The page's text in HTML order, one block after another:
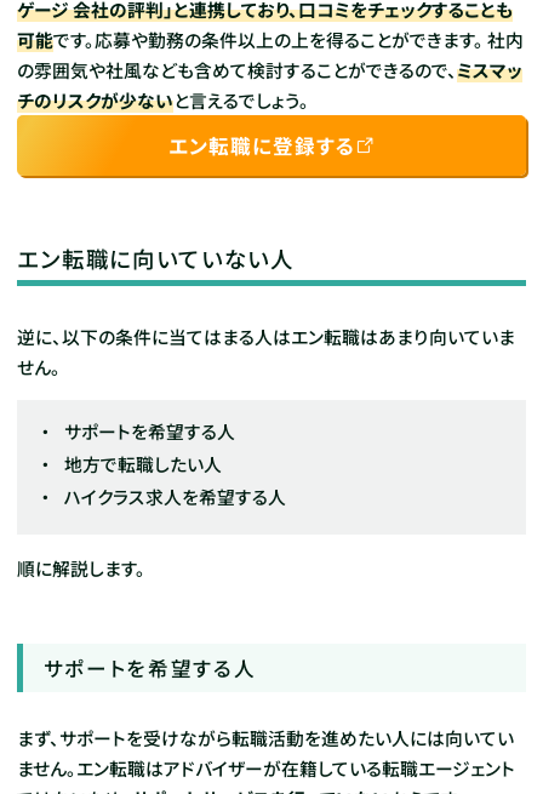
ゲージ 会社の評判」と連携しており、口コミをチェックすることも
可能です。応募や勤務の条件以上の上を得ることができます。 社内
の雰囲気や社風なども含めて検討することができるので、ミスマッ
チのリスクが少ないと言えるでしょう。
エン転職に登録する
エン転職に向いていない人
逆に、以下の条件に当てはまる人はエン転職はあまり向いていま
せん。
サポートを希望する人
地方で転職したい人
ハイクラス求人を希望する人
順に解説します。
サポートを希望する人
まず、サポートを受けながら転職活動を進めたい人には向いてい
ません。エン転職はアドバイザーが在籍している転職エージェント